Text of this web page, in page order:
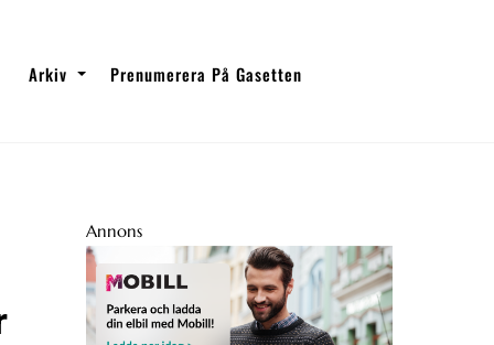
Arkiv Prenumerera På Gasetten
Annons